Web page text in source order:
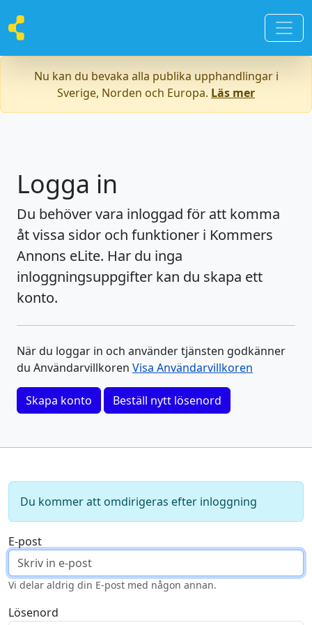
Nu kan du bevaka alla publika upphandlingar i
Sverige, Norden och Europa. Läs mer
Logga in
Du behöver vara inloggad för att komma
åt vissa sidor och funktioner i Kommers
Annons eLite. Har du inga
inloggningsuppgifter kan du skapa ett
konto.
När du loggar in och använder tjänsten godkänner
du Användarvillkoren Visa Användarvillkoren
Skapa konto Beställ nytt lösenord
Du kommer att omdirigeras efter inloggning
E-post
Vi delar aldrig din E-post med någon annan.
Lösenord